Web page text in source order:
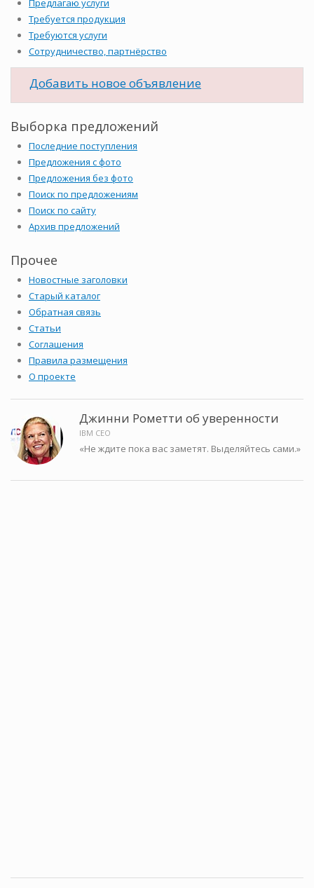
Предлагаю услуги
Требуется продукция
Требуются услуги
Сотрудничество, партнёрство
Добавить новое объявление
Выборка предложений
Последние поступления
Предложения с фото
Предложения без фото
Поиск по предложениям
Поиск по сайту
Архив предложений
Прочее
Новостные заголовки
Старый каталог
Обратная связь
Статьи
Соглашения
Правила размещения
О проекте
Джинни Рометти об уверенности
IBM CEO
«Не ждите пока вас заметят. Выделяйтесь сами.»